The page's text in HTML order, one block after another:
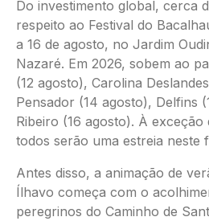
Do investimento global, cerca
respeito ao Festival do
a 16 de agosto, no Jardim
Nazaré. Em 2026, sobem ao
(12 agosto), Carolina
Pensador (14 agosto), Delfins
Ribeiro (16 agosto). À exceção
todos serão uma estreia neste
Antes disso, a animação de
Ílhavo começa com o
peregrinos do Caminho de